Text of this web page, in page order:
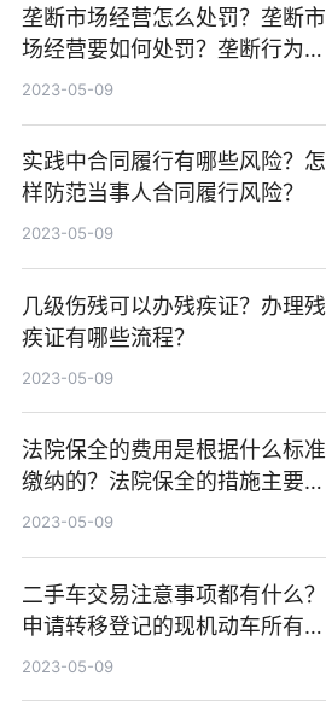
垄断市场经营怎么处罚？垄断市
场经营要如何处罚？垄断行为的
豁免情形有哪些？
2023-05-09
实践中合同履行有哪些风险？怎
样防范当事人合同履行风险？
2023-05-09
几级伤残可以办残疾证？办理残
疾证有哪些流程？
2023-05-09
法院保全的费用是根据什么标准
缴纳的？法院保全的措施主要有
哪三种？
2023-05-09
二手车交易注意事项都有什么？
申请转移登记的现机动车所有人
应当准备哪些材料？
2023-05-09